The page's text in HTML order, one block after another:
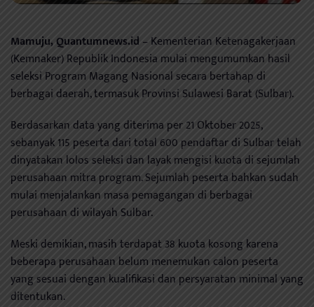
Mamuju, Quantumnews.id – Kementerian Ketenagakerjaan
(Kemnaker) Republik Indonesia mulai mengumumkan hasil
seleksi Program Magang Nasional secara bertahap di
berbagai daerah, termasuk Provinsi Sulawesi Barat (Sulbar).
Berdasarkan data yang diterima per 21 Oktober 2025,
sebanyak 115 peserta dari total 600 pendaftar di Sulbar telah
dinyatakan lolos seleksi dan layak mengisi kuota di sejumlah
perusahaan mitra program. Sejumlah peserta bahkan sudah
mulai menjalankan masa pemagangan di berbagai
perusahaan di wilayah Sulbar.
Meski demikian, masih terdapat 38 kuota kosong karena
beberapa perusahaan belum menemukan calon peserta
yang sesuai dengan kualifikasi dan persyaratan minimal yang
ditentukan.